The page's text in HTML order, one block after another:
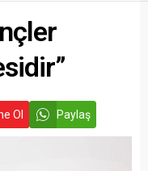
Ol Paylaş